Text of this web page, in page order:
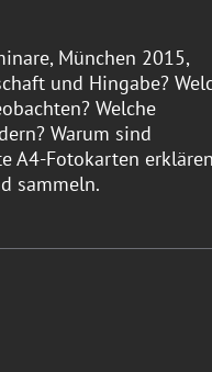
München 2015,
und Hingabe?
Welche
Warum sind
A4-Fotokarten
sammeln.